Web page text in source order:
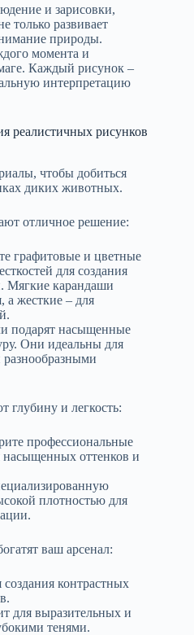
и зарисовки,
только развивает
природы.
момента и
Каждый рисунок –
интерпретацию
реалистичных рисунков
чтобы добиться
диких животных.
отличное решение:
графитовые и цветные
для создания
Мягкие карандаши
а жесткие – для
подарят насыщенные
Они идеальны для
глубину и легкость:
профессиональные
насыщенных оттенков и
плотностью для
ваш арсенал:
создания контрастных
для выразительных и
тенями.